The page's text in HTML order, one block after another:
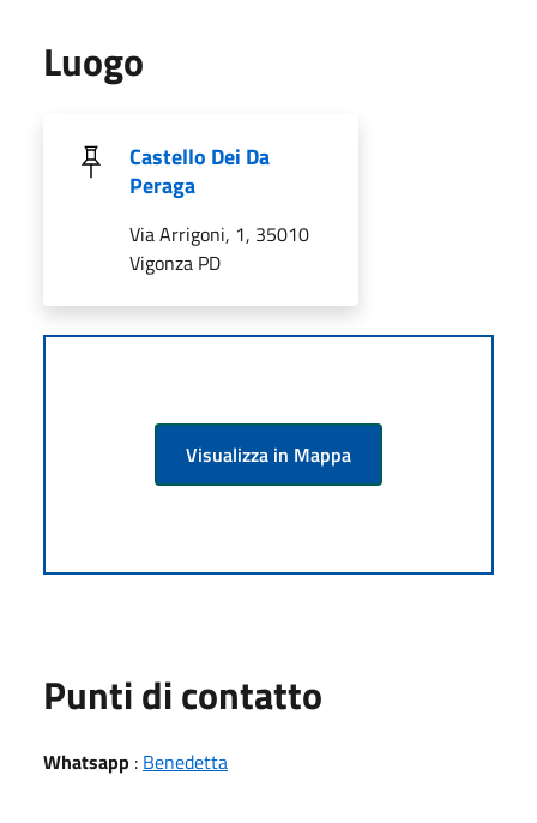
Luogo
Castello Dei Da
Peraga
Via Arrigoni, 1, 35010
Vigonza PD
Visualizza in Mappa
Punti di contatto
Whatsapp : Benedetta